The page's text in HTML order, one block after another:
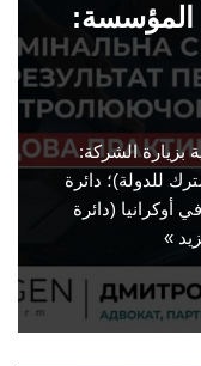
المؤسسة:
بزيارة الشركة:
للدولة)؛ دائرة
أوكرانيا (دائرة
»